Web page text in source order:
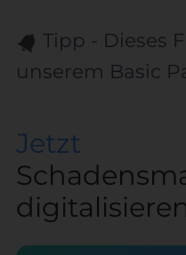
Tipp - Dieses
unserem Basic
Jetzt